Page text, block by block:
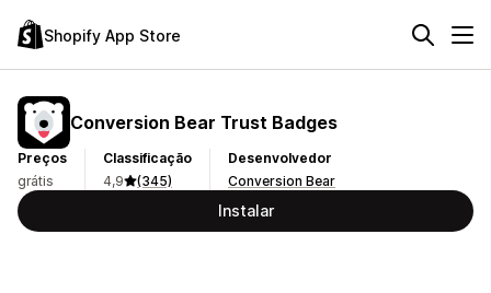
Shopify App Store
Conversion Bear Trust Badges
Preços
grátis
Classificação
4,9
(345)
Desenvolvedor
Conversion Bear
Instalar